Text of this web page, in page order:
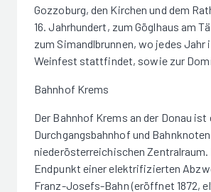
Gozzoburg, den Kirchen und dem
16. Jahrhundert, zum Göglhaus am
zum Simandlbrunnen, wo jedes Jahr
Weinfest stattfindet, sowie zur
Bahnhof Krems
Der Bahnhof Krems an der Donau ist
Durchgangsbahnhof und
niederösterreichischen Zentralraum.
Endpunkt einer elektrifizierten
Franz-Josefs-Bahn (eröffnet 1872,